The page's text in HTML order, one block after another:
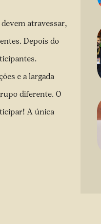
atravessar,
Depois do
e a largada
diferente. O
A única